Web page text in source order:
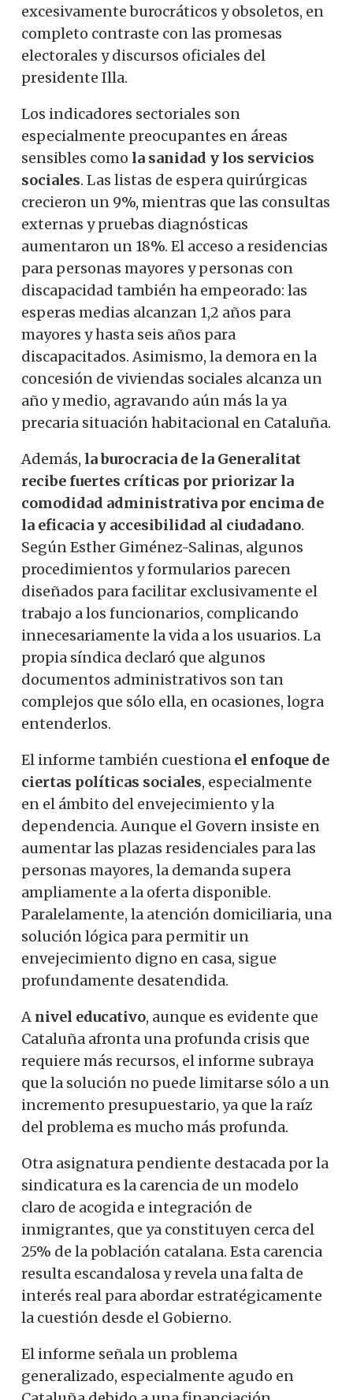
excesivamente burocráticos y obsoletos, en
completo contraste con las promesas
electorales y discursos oficiales del
presidente Illa.
Los indicadores sectoriales son
especialmente preocupantes en áreas
sensibles como la sanidad y los servicios
sociales. Las listas de espera quirúrgicas
crecieron un 9%, mientras que las consultas
externas y pruebas diagnósticas
aumentaron un 18%. El acceso a residencias
para personas mayores y personas con
discapacidad también ha empeorado: las
esperas medias alcanzan 1,2 años para
mayores y hasta seis años para
discapacitados. Asimismo, la demora en la
concesión de viviendas sociales alcanza un
año y medio, agravando aún más la ya
precaria situación habitacional en Cataluña.
Además, la burocracia de la Generalitat
recibe fuertes críticas por priorizar la
comodidad administrativa por encima de
la eficacia y accesibilidad al ciudadano.
Según Esther Giménez-Salinas, algunos
procedimientos y formularios parecen
diseñados para facilitar exclusivamente el
trabajo a los funcionarios, complicando
innecesariamente la vida a los usuarios. La
propia síndica declaró que algunos
documentos administrativos son tan
complejos que sólo ella, en ocasiones, logra
entenderlos.
El informe también cuestiona el enfoque de
ciertas políticas sociales, especialmente
en el ámbito del envejecimiento y la
dependencia. Aunque el Govern insiste en
aumentar las plazas residenciales para las
personas mayores, la demanda supera
ampliamente a la oferta disponible.
Paralelamente, la atención domiciliaria, una
solución lógica para permitir un
envejecimiento digno en casa, sigue
profundamente desatendida.
A nivel educativo, aunque es evidente que
Cataluña afronta una profunda crisis que
requiere más recursos, el informe subraya
que la solución no puede limitarse sólo a un
incremento presupuestario, ya que la raíz
del problema es mucho más profunda.
Otra asignatura pendiente destacada por la
sindicatura es la carencia de un modelo
claro de acogida e integración de
inmigrantes, que ya constituyen cerca del
25% de la población catalana. Esta carencia
resulta escandalosa y revela una falta de
interés real para abordar estratégicamente
la cuestión desde el Gobierno.
El informe señala un problema
generalizado, especialmente agudo en